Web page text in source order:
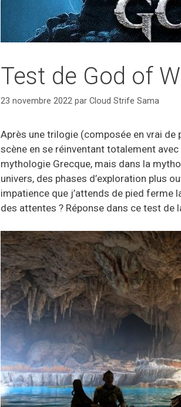
Test de God of
23 novembre 2022 par Cloud Strife Sama
Après une trilogie (composée en vrai de
scène en se réinventant totalement
mythologie Grecque, mais dans la
univers, des phases d’exploration plus
impatience que j’attends de pied ferme
des attentes ? Réponse dans ce test de